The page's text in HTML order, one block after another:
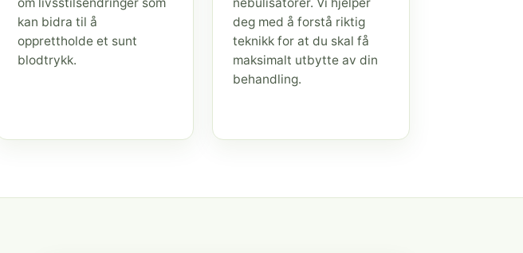
om livsstilsendringer som
kan bidra til å
opprettholde et sunt
blodtrykk.
nebulisatorer. Vi hjelper
deg med å forstå riktig
teknikk for at du skal få
maksimalt utbytte av din
behandling.